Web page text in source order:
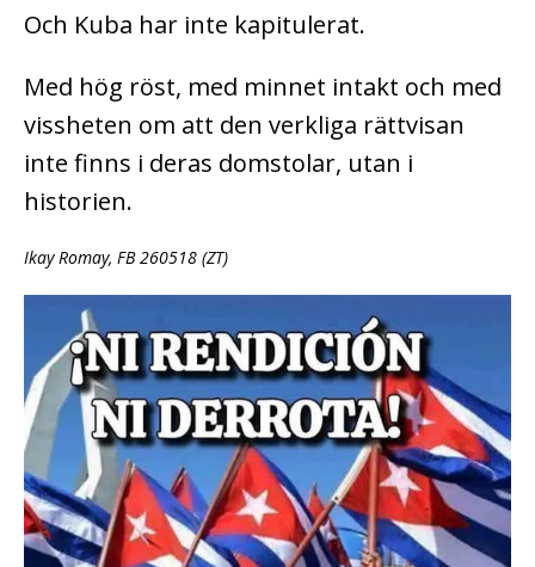
Och Kuba har inte kapitulerat.
Med hög röst, med minnet intakt och med
vissheten om att den verkliga rättvisan
inte finns i deras domstolar, utan i
historien.
Ikay Romay, FB 260518 (ZT)